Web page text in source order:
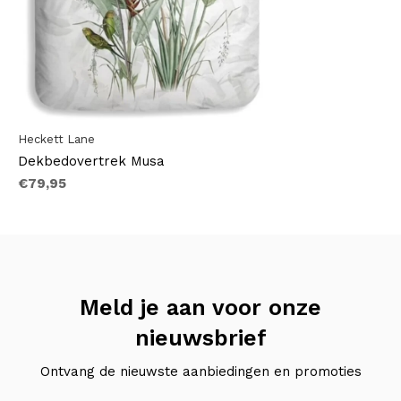
Heckett Lane
Dekbedovertrek Musa
€79,95
Meld je aan voor onze
nieuwsbrief
Ontvang de nieuwste aanbiedingen en promoties